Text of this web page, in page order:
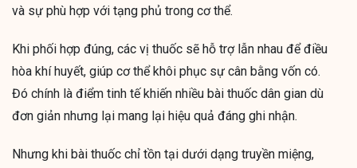
và sự phù hợp với tạng phủ trong cơ thể.
Khi phối hợp đúng, các vị thuốc sẽ hỗ trợ lẫn nhau để điều
hòa khí huyết, giúp cơ thể khôi phục sự cân bằng vốn có.
Đó chính là điểm tinh tế khiến nhiều bài thuốc dân gian dù
đơn giản nhưng lại mang lại hiệu quả đáng ghi nhận.
Nhưng khi bài thuốc chỉ tồn tại dưới dạng truyền miệng,